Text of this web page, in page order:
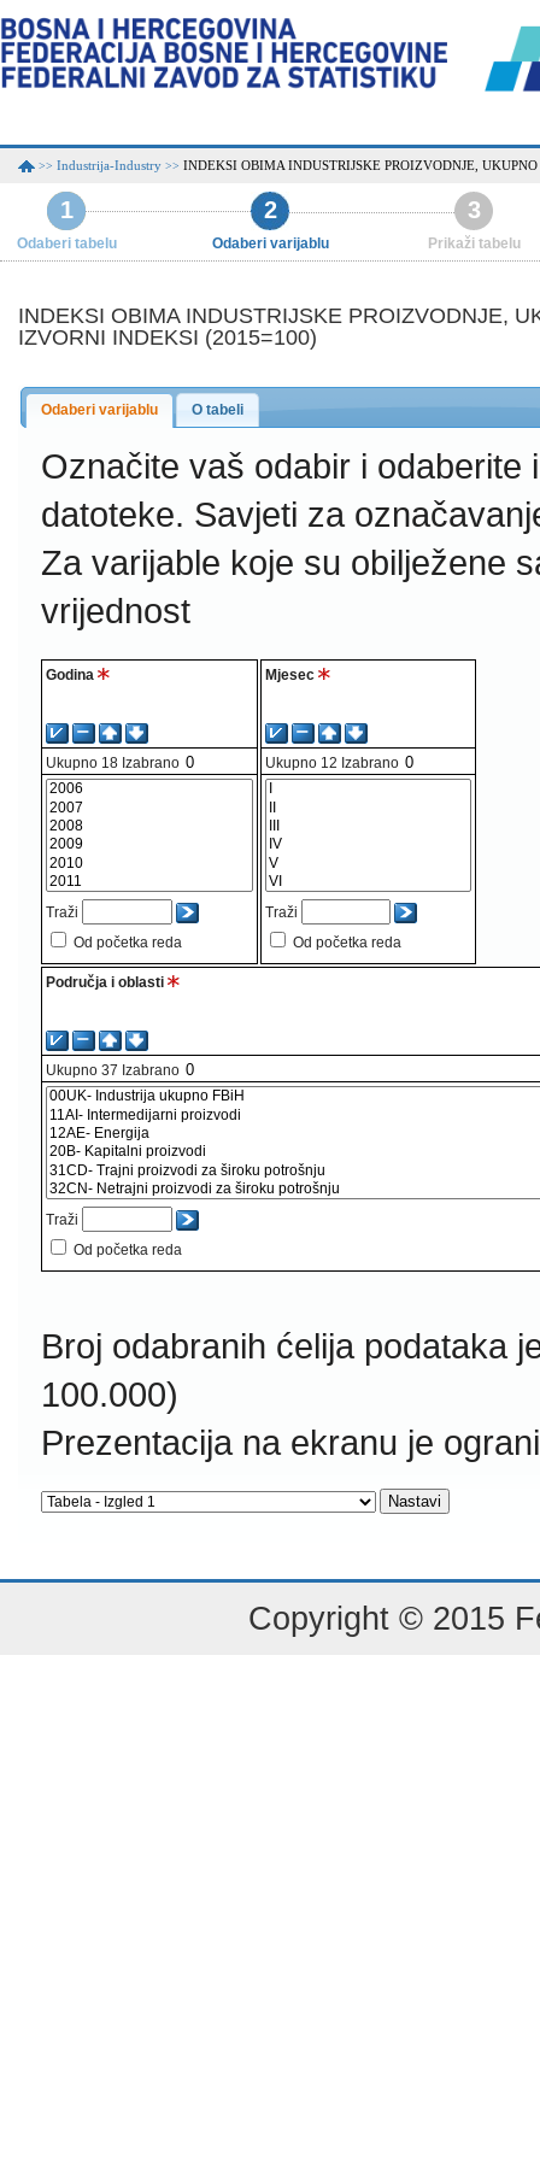
>> Industrija-Industry >> INDEKSI OBIMA INDUSTRIJSKE PROIZVODNJE,
1
Odaberi tabelu
2
Odaberi varijablu
3
Prikaži tabelu
INDEKSI OBIMA INDUSTRIJSKE PROIZVODNJE,
IZVORNI INDEKSI (2015=100)
Odaberi varijablu O tabeli
Označite vaš odabir i
datoteke. Savjeti za
Za varijable koje su obilježene
vrijednost
Godina
Ukupno 18 Izabrano
Traži
Od početka reda
Mjesec
Ukupno 12 Izabrano
Traži
Od početka reda
Područja i oblasti
Ukupno 37 Izabrano
Traži
Od početka reda
Broj odabranih ćelija podataka
100.000)
Prezentacija na ekranu je
Copyright © 2015